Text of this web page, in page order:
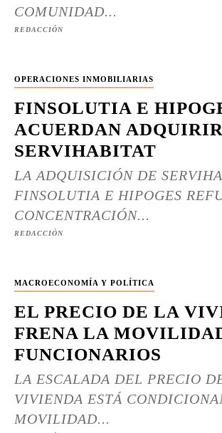
COMUNIDAD...
REDACCIÓN
OPERACIONES INMOBILIARIAS
FINSOLUTIA E
ACUERDAN ADQUIRIR
SERVIHABITAT
LA ADQUISICIÓN DE
FINSOLUTIA E HIPOGES
CONCENTRACIÓN...
REDACCIÓN
MACROECONOMÍA Y POLÍTICA
EL PRECIO DE LA
FRENA LA
FUNCIONARIOS
LA ESCALADA DEL PRECIO
VIVIENDA ESTÁ
MOVILIDAD...